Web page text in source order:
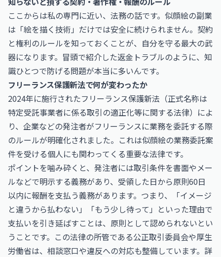
ここからは私の専門に近い、法務の話です。似顔絵の副業
は「絵を描く技術」だけでは安全に続けられません。契約
と権利のルールを知っておくことが、自分を守る最大の武
器になります。冒頭で紹介した返金トラブルのように、知
識ひとつで防げる問題が本当に多いんです。
フリーランス保護新法で何が変わったか
2024年に施行されたフリーランス保護新法（正式名称は
特定受託事業者に係る取引の適正化等に関する法律）によ
り、企業などの発注者がフリーランスに業務を委託する際
のルールが明確化されました。これは似顔絵の業務委託案
件を受ける個人にも関わってくる重要な法律です。
ポイントを噛み砕くと、発注者には取引条件を書面やメー
ルなどで明示する義務があり、受領した日から原則60日
以内に報酬を支払う義務があります。つまり、「イメージ
と違うから払わない」「もう少し待って」といった理由で
支払いを引き延ばすことは、原則として認められないとい
うことです。この法律の所管である公正取引委員会や厚生
労働省は、相談窓口や違反への対応も整備しています。詳